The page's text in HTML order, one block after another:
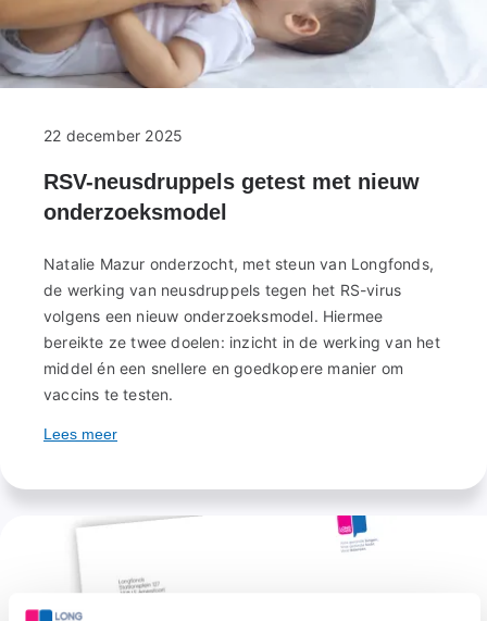
22 december 2025
RSV-neusdruppels getest met nieuw
onderzoeksmodel
Natalie Mazur onderzocht, met steun van Longfonds,
de werking van neusdruppels tegen het RS-virus
volgens een nieuw onderzoeksmodel. Hiermee
bereikte ze twee doelen: inzicht in de werking van het
middel én een snellere en goedkopere manier om
vaccins te testen.
Lees meer
met